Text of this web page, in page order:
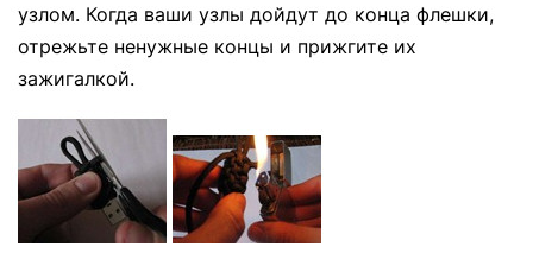
узлом. Когда ваши узлы дойдут до конца флешки,
отрежьте ненужные концы и прижгите их
зажигалкой.